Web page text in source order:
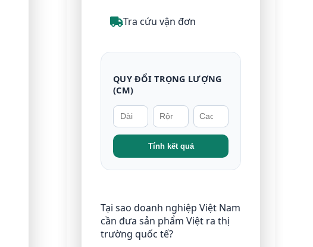
Tra cứu vận đơn
QUY ĐỔI TRỌNG LƯỢNG
(CM)
Tính kết quả
Tại sao doanh nghiệp Việt Nam
cần đưa sản phẩm Việt ra thị
trường quốc tế?